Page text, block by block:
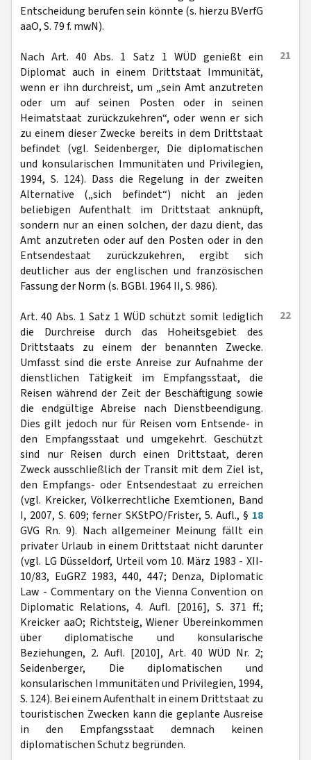
Entscheidung berufen sein könnte (s. hierzu BVerfG
aaO, S. 79 f. mwN).
21
Nach Art. 40 Abs. 1 Satz 1 WÜD genießt ein
Diplomat auch in einem Drittstaat Immunität,
wenn er ihn durchreist, um „sein Amt anzutreten
oder um auf seinen Posten oder in seinen
Heimatstaat zurückzukehren“, oder wenn er sich
zu einem dieser Zwecke bereits in dem Drittstaat
befindet (vgl. Seidenberger, Die diplomatischen
und konsularischen Immunitäten und Privilegien,
1994, S. 124). Dass die Regelung in der zweiten
Alternative („sich befindet“) nicht an jeden
beliebigen Aufenthalt im Drittstaat anknüpft,
sondern nur an einen solchen, der dazu dient, das
Amt anzutreten oder auf den Posten oder in den
Entsendestaat zurückzukehren, ergibt sich
deutlicher aus der englischen und französischen
Fassung der Norm (s. BGBl. 1964 II, S. 986).
22
Art. 40 Abs. 1 Satz 1 WÜD schützt somit lediglich
die Durchreise durch das Hoheitsgebiet des
Drittstaats zu einem der benannten Zwecke.
Umfasst sind die erste Anreise zur Aufnahme der
dienstlichen Tätigkeit im Empfangsstaat, die
Reisen während der Zeit der Beschäftigung sowie
die endgültige Abreise nach Dienstbeendigung.
Dies gilt jedoch nur für Reisen vom Entsende- in
den Empfangsstaat und umgekehrt. Geschützt
sind nur Reisen durch einen Drittstaat, deren
Zweck ausschließlich der Transit mit dem Ziel ist,
den Empfangs- oder Entsendestaat zu erreichen
(vgl. Kreicker, Völkerrechtliche Exemtionen, Band
I, 2007, S. 609; ferner SKStPO/Frister, 5. Aufl., § 18
GVG Rn. 9). Nach allgemeiner Meinung fällt ein
privater Urlaub in einem Drittstaat nicht darunter
(vgl. LG Düsseldorf, Urteil vom 10. März 1983 - XII-
10/83, EuGRZ 1983, 440, 447; Denza, Diplomatic
Law - Commentary on the Vienna Convention on
Diplomatic Relations, 4. Aufl. [2016], S. 371 ff.;
Kreicker aaO; Richtsteig, Wiener Übereinkommen
über diplomatische und konsularische
Beziehungen, 2. Aufl. [2010], Art. 40 WÜD Nr. 2;
Seidenberger, Die diplomatischen und
konsularischen Immunitäten und Privilegien, 1994,
S. 124). Bei einem Aufenthalt in einem Drittstaat zu
touristischen Zwecken kann die geplante Ausreise
in den Empfangsstaat demnach keinen
diplomatischen Schutz begründen.